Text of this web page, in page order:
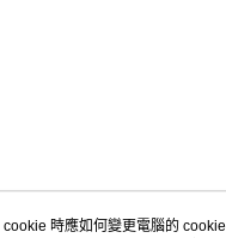
時應如何變更電腦的 cookie